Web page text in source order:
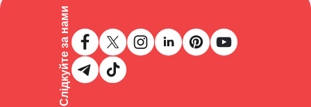
Слідкуйте за нами